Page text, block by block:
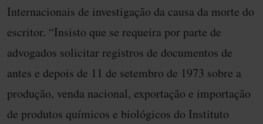
Internacionais de investigação da causa da morte do
escritor. “Insisto que se requeira por parte de
advogados solicitar registros de documentos de
antes e depois de 11 de setembro de 1973 sobre a
produção, venda nacional, exportação e importação
de produtos químicos e biológicos do Instituto